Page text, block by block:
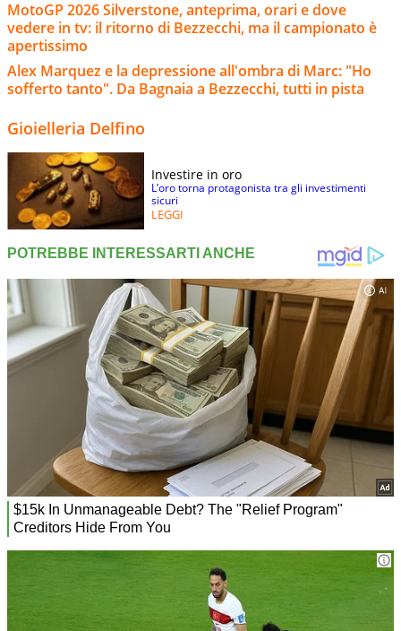
MotoGP 2026 Silverstone, anteprima, orari e dove
vedere in tv: il ritorno di Bezzecchi, ma il campionato è
apertissimo
Alex Marquez e la depressione all'ombra di Marc: "Ho
sofferto tanto". Da Bagnaia a Bezzecchi, tutti in pista
Gioielleria Delfino
Investire in oro
L’oro torna protagonista tra gli investimenti
sicuri
LEGGI